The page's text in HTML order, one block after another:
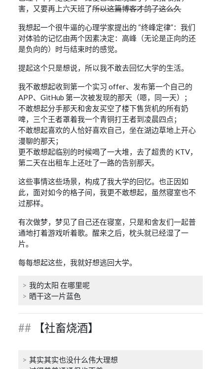
害，又要再上六天班了所以这篇博客才鸽了这么久
我想起一个很牛逼的心理学家提出的 “终峰定律”：我们
对体验的记忆由两个因素决定：高峰（无论是正向的还
是负向的）时与结束时的感觉。
提起这个只是想说，所以我不敢去回忆大学的生活。
我不敢想起收到第一个实习 offer、发布第一个自己的
APP、GitHub 第一次被发现的那天（嗯，同一天）；
不敢想起分手那天和舍友买空了楼下售货机的所有奶
啤，三个王者罩着我一个青铜打王者到凌晨四点；
不敢想起喜欢的人恰好喜欢自己，坐在湖边草地上开心
漫聊的那天；
更不敢想起临别的时候喝了一大堆，去了超贵的 KTV，
第二天在出租车上还吐了一路的告别那天。
这些事情这些场景，构成了我大学的回忆。也正因如
此，面对如今的格子间，我更不敢想起，虽然寝室也不
过那样。
有次做梦，梦见了自己还在寝室，只是和舍友们一起普
通地打着游戏听着歌。醒来之后，枕头就已经湿了一
片。
每每想起这些，我就好想逃回大学。
我的太阳 在哪里呢
晒干这一片蓝色
【社畜烧酒】
其实其实也没什么伟大理想